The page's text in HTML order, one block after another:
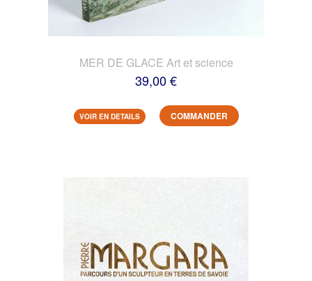
MER DE GLACE Art et science
39,00 €
VOIR EN DETAILS COMMANDER